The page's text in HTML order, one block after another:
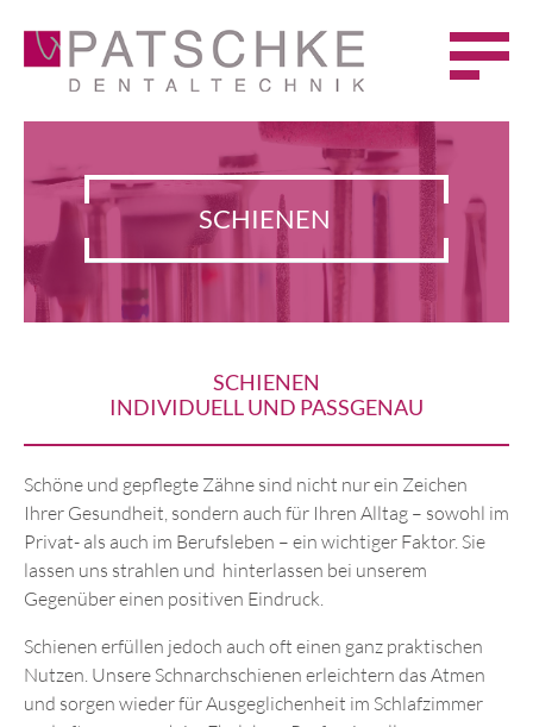
STARTSEITE
IMPLANTOLOGIE
TELESKOPE
KARRIERE/JOBS
ÜBER UNS
KONTAKT
SCHIENEN
SCHIENEN
INDIVIDUELL UND PASSGENAU
Schöne und gepflegte Zähne sind nicht nur ein Zeichen
Ihrer Gesundheit, sondern auch für Ihren Alltag – sowohl im
Privat- als auch im Berufsleben – ein wichtiger Faktor. Sie
lassen uns strahlen und hinterlassen bei unserem
Gegenüber einen positiven Eindruck.
Schienen erfüllen jedoch auch oft einen ganz praktischen
Nutzen. Unsere Schnarchschienen erleichtern das Atmen
und sorgen wieder für Ausgeglichenheit im Schlafzimmer